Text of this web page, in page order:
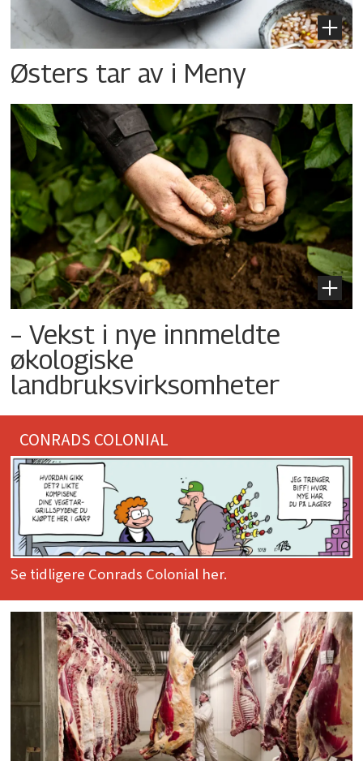
Østers tar av i Meny
– Vekst i nye innmeldte
økologiske
landbruksvirksomheter
CONRADS COLONIAL
Se tidligere Conrads Colonial her.